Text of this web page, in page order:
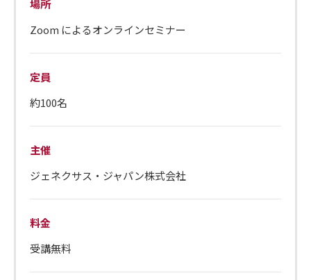
場所
Zoom によるオンラインセミナー
定員
約100名
主催
ジェネクサス・ジャパン株式会社
料金
受講無料